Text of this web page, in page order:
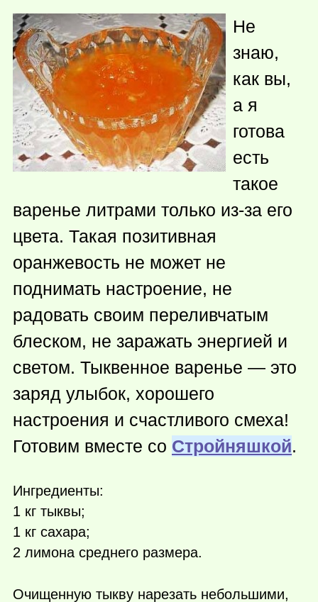
Не
знаю,
как вы,
а я
готова
есть
такое
варенье литрами только из-за его
цвета. Такая позитивная
оранжевость не может не
поднимать настроение, не
радовать своим переливчатым
блеском, не заражать энергией и
светом. Тыквенное варенье — это
заряд улыбок, хорошего
настроения и счастливого смеха!
Готовим вместе со Стройняшкой.
Ингредиенты:
1 кг тыквы;
1 кг сахара;
2 лимона среднего размера.
Очищенную тыкву нарезать небольшими,